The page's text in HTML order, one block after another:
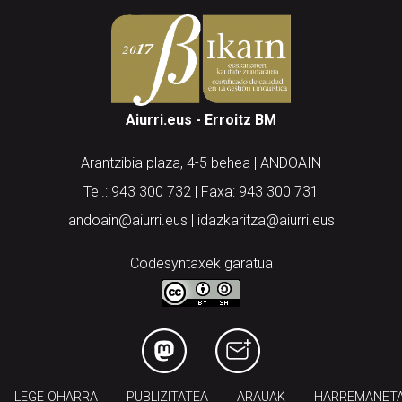
Aiurri.eus - Erroitz BM
Arantzibia plaza, 4-5 behea | ANDOAIN
Tel.: 943 300 732 | Faxa: 943 300 731
andoain@aiurri.eus | idazkaritza@aiurri.eus
Codesyntaxek garatua
LEGE OHARRA PUBLIZITATEA ARAUAK